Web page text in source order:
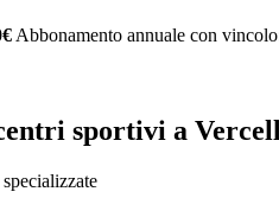
Abbonamento annuale con
sportivi a